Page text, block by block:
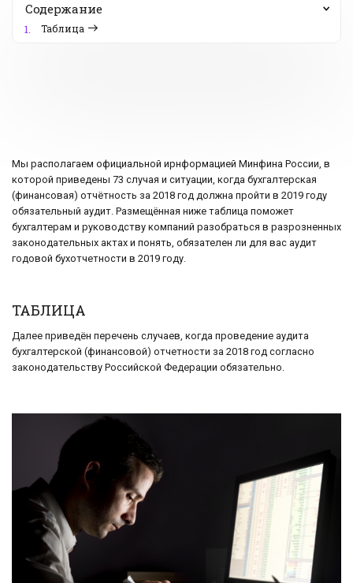
Содержание
1. Таблица
Мы располагаем официальной ирнформацией Минфина России, в
которой приведены 73 случая и ситуации, когда бухгалтерская
(финансовая) отчётность за 2018 год должна пройти в 2019 году
обязательный аудит. Размещённая ниже таблица поможет
бухгалтерам и руководству компаний разобраться в разрозненных
законодательных актах и понять, обязателен ли для вас аудит
годовой бухотчетности в 2019 году.
ТАБЛИЦА
Далее приведён перечень случаев, когда проведение аудита
бухгалтерской (финансовой) отчетности за 2018 год согласно
законодательству Российской Федерации обязательно.